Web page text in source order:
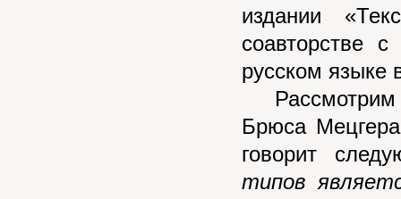
издании
соавторстве
русском языке
Рассмотрим
Брюса
говорит
типов